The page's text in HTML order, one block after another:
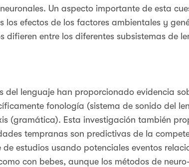
Un aspecto importante de esta
efectos de los factores ambientales y
difieren entre los diferentes subsistemas de
del lenguaje han proporcionado evidencia
fonología (sistema de sonido del
(gramática). Esta investigación también
tempranas son predictivas de la
estudios usando potenciales eventos
con bebes, aunque los métodos de